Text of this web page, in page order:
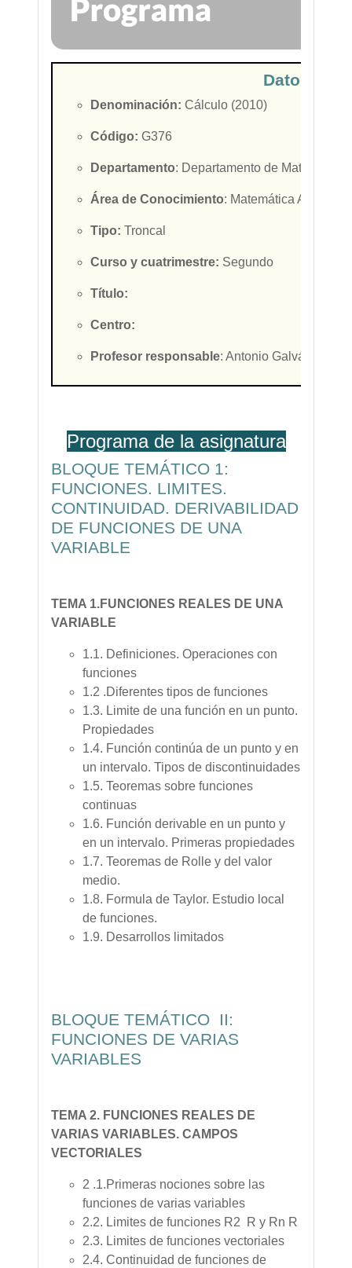
Datos
Denominación: Cálculo (2010)
Código: G376
Departamento: Departamento de Matemática
Área de Conocimiento: Matemática Aplicada
Tipo: Troncal
Curso y cuatrimestre: Segundo
Título:
Centro:
Profesor responsable: Antonio Galván Diez
Programa de la asignatura
BLOQUE TEMÁTICO 1:
FUNCIONES. LIMITES.
CONTINUIDAD. DERIVABILIDAD
DE FUNCIONES DE UNA
VARIABLE
TEMA 1.FUNCIONES REALES DE UNA
VARIABLE
1.1. Definiciones. Operaciones con
funciones
1.2 .Diferentes tipos de funciones
1.3. Limite de una función en un punto.
Propiedades
1.4. Función continúa de un punto y en
un intervalo. Tipos de discontinuidades
1.5. Teoremas sobre funciones
continuas
1.6. Función derivable en un punto y
en un intervalo. Primeras propiedades
1.7. Teoremas de Rolle y del valor
medio.
1.8. Formula de Taylor. Estudio local
de funciones.
1.9. Desarrollos limitados
BLOQUE TEMÁTICO II:
FUNCIONES DE VARIAS
VARIABLES
TEMA 2. FUNCIONES REALES DE
VARIAS VARIABLES. CAMPOS
VECTORIALES
2 .1.Primeras nociones sobre las
funciones de varias variables
2.2. Limites de funciones R2 R y Rn R
2.3. Limites de funciones vectoriales
2.4. Continuidad de funciones de